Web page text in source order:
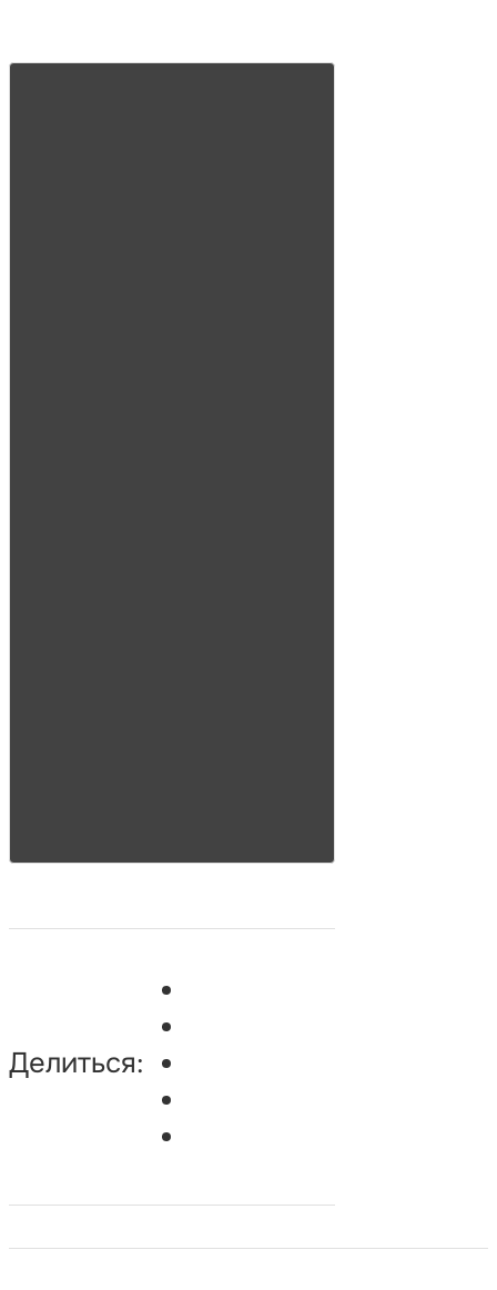
Делиться: